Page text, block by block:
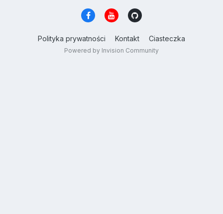
Polityka prywatności Kontakt Ciasteczka
Powered by Invision Community